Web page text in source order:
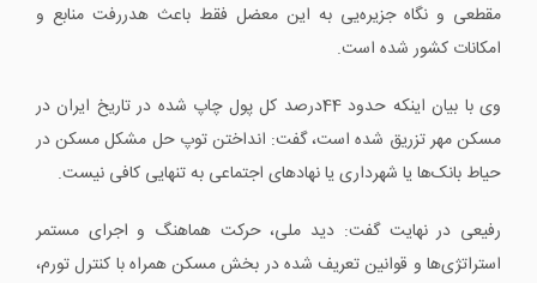
مقطعی و نگاه جزیره‌یی به این معضل فقط باعث هدررفت منابع و
امکانات کشور شده است.
وی با بیان اینکه حدود 44درصد کل پول چاپ ‌شده در تاریخ ایران در
مسکن مهر تزریق ‌شده است، گفت: انداختن توپ حل مشکل مسکن در
حیاط بانک‌ها یا شهرداری یا نهادهای اجتماعی به‌ تنهایی کافی نیست.
رفیعی در نهایت گفت: دید ملی، حرکت هماهنگ و اجرای مستمر
استراتژی‌ها و قوانین تعریف ‌شده در بخش مسکن همراه با کنترل تورم،